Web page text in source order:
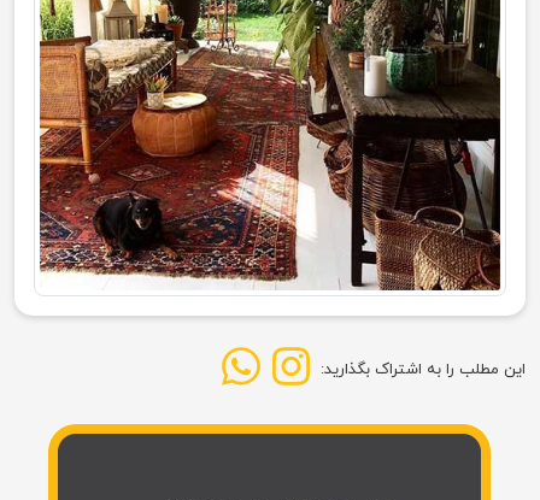
این مطلب را به اشتراک بگذارید: